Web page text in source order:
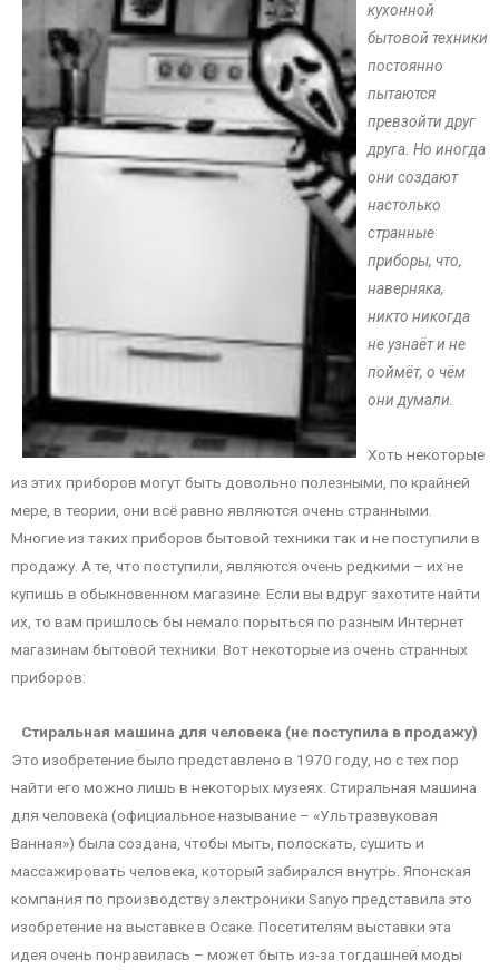
кухонной
бытовой техники
постоянно
пытаются
превзойти друг
друга. Но иногда
они создают
настолько
странные
приборы, что,
наверняка,
никто никогда
не узнаёт и не
поймёт, о чём
они думали.
Хоть некоторые
из этих приборов могут быть довольно полезными, по крайней
мере, в теории, они всё равно являются очень странными.
Многие из таких приборов бытовой техники так и не поступили в
продажу. А те, что поступили, являются очень редкими – их не
купишь в обыкновенном магазине. Если вы вдруг захотите найти
их, то вам пришлось бы немало порыться по разным Интернет
магазинам бытовой техники. Вот некоторые из очень странных
приборов:
Стиральная машина для человека (не поступила в продажу)
Это изобретение было представлено в 1970 году, но с тех пор
найти его можно лишь в некоторых музеях. Стиральная машина
для человека (официальное называние – «Ультразвуковая
Ванная») была создана, чтобы мыть, полоскать, сушить и
массажировать человека, который забирался внутрь. Японская
компания по производству электроники Sanyo представила это
изобретение на выставке в Осаке. Посетителям выставки эта
идея очень понравилась – может быть из-за тогдашней моды